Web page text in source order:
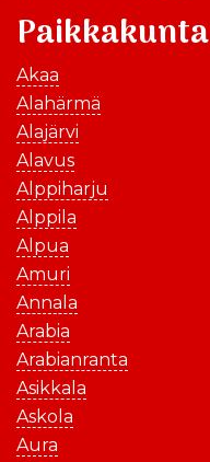
Paikkakunta
Akaa
Alahärmä
Alajärvi
Alavus
Alppiharju
Alppila
Alpua
Amuri
Annala
Arabia
Arabianranta
Asikkala
Askola
Aura